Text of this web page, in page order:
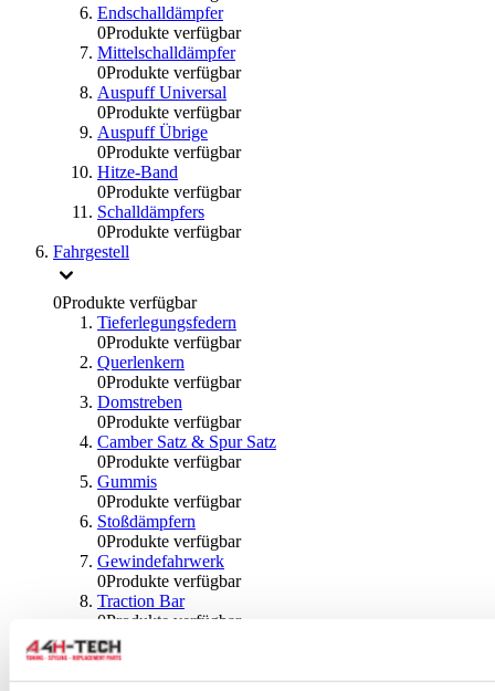
Endschalldämpfer
0Produkte verfügbar
Mittelschalldämpfer
0Produkte verfügbar
Auspuff Universal
0Produkte verfügbar
Auspuff Übrige
0Produkte verfügbar
Hitze-Band
0Produkte verfügbar
Schalldämpfers
0Produkte verfügbar
Fahrgestell
0Produkte verfügbar
Tieferlegungsfedern
0Produkte verfügbar
Querlenkern
0Produkte verfügbar
Domstreben
0Produkte verfügbar
Camber Satz & Spur Satz
0Produkte verfügbar
Gummis
0Produkte verfügbar
Stoßdämpfern
0Produkte verfügbar
Gewindefahrwerk
0Produkte verfügbar
Traction Bar
0Produkte verfügbar
Stabilisator & Zubehör
0Produkte verfügbar
Kugeln & Abdeckungen